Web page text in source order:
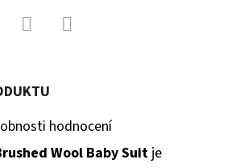
hodnocení
Wool Baby Suit je